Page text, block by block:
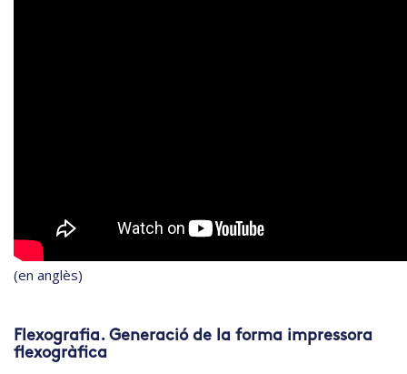
(en anglès)
Flexografia. Generació de la forma impressora
flexogràfica